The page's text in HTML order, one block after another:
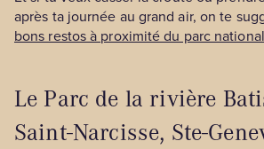
après ta journée au grand air, on te
bons restos à proximité du parc
Le Parc de la rivière
Saint-Narcisse, Ste-